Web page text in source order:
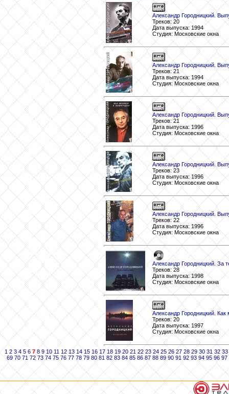
Александр Городницкий.
Треков: 20
Дата выпуска: 1994
Студия: Московские окна
Александр Городницкий.
Треков: 21
Дата выпуска: 1994
Студия: Московские окна
Александр Городницкий.
Треков: 21
Дата выпуска: 1996
Студия: Московские окна
Александр Городницкий.
Треков: 23
Дата выпуска: 1996
Студия: Московские окна
Александр Городницкий.
Треков: 22
Дата выпуска: 1996
Студия: Московские окна
Александр Городницкий. За
Треков: 28
Дата выпуска: 1998
Студия: Московские окна
Александр Городницкий.
Треков: 20
Дата выпуска: 1997
Студия: Московские окна
1 2 3 4 5 6 7 8 9 10 11 12 13 14 15 16 17 18 19 20 21 22 23 24 25 26 27 28 29 30 31 32 33
69 70 71 72 73 74 75 76 77 78 79 80 81 82 83 84 85 86 87 88 89 90 91 92 93 94 95 96 97